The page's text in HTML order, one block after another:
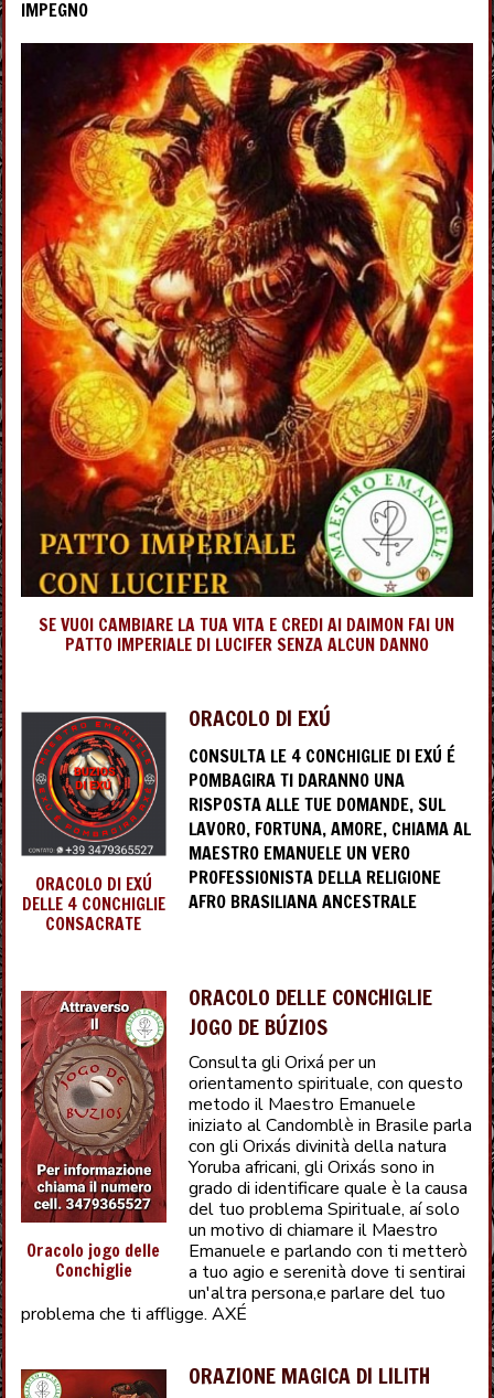
IMPEGNO
SE VUOI CAMBIARE LA TUA VITA E CREDI AI DAIMON FAI UN
PATTO IMPERIALE DI LUCIFER SENZA ALCUN DANNO
ORACOLO DI EXÚ
DELLE 4 CONCHIGLIE
CONSACRATE
ORACOLO DI EXÚ
CONSULTA LE 4 CONCHIGLIE DI EXÚ É
POMBAGIRA TI DARANNO UNA
RISPOSTA ALLE TUE DOMANDE, SUL
LAVORO, FORTUNA, AMORE, CHIAMA AL
MAESTRO EMANUELE UN VERO
PROFESSIONISTA DELLA RELIGIONE
AFRO BRASILIANA ANCESTRALE
Oracolo jogo delle
Conchiglie
ORACOLO DELLE CONCHIGLIE
JOGO DE BÚZIOS
Consulta gli Orixá per un
orientamento spirituale, con questo
metodo il Maestro Emanuele
iniziato al Candomblè in Brasile parla
con gli Orixás divinità della natura
Yoruba africani, gli Orixás sono in
grado di identificare quale è la causa
del tuo problema Spirituale, aí solo
un motivo di chiamare il Maestro
Emanuele e parlando con ti metterò
a tuo agio e serenità dove ti sentirai
un'altra persona,e parlare del tuo
problema che ti affligge. AXÉ
ORAZIONE MAGICA DI LILITH